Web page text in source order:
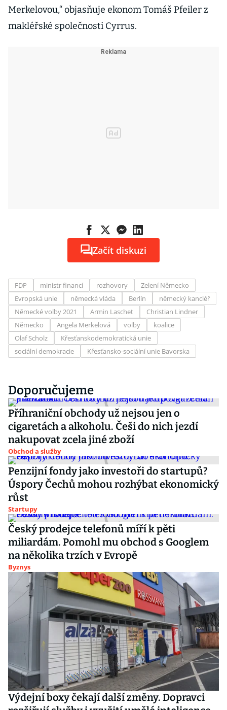
Merkelovou,“ objasňuje ekonom Tomáš Pfeiler z
makléřské společnosti Cyrrus.
Začít diskuzi
FDP ministr financí rozhovory
Zelení Německo
Evropská unie
německá vláda Berlín
německý kancléř
Německé volby 2021
Armin Laschet
Christian Lindner
Německo
Angela Merkelová volby
koalice
Olaf Scholz
Křesťanskodemokratická unie
sociální demokracie
Křesťansko-sociální unie Bavorska
Doporučujeme
Příhraniční obchody už nejsou jen o
cigaretách a alkoholu. Češi do nich jezdí
nakupovat zcela jiné zboží
Obchod a služby
Penzijní fondy jako investoři do startupů?
Úspory Čechů mohou rozhýbat ekonomický
růst
Startupy
Český prodejce telefonů míří k pěti
miliardám. Pomohl mu obchod s Googlem
na několika trzích v Evropě
Byznys
Výdejní boxy čekají další změny. Dopravci